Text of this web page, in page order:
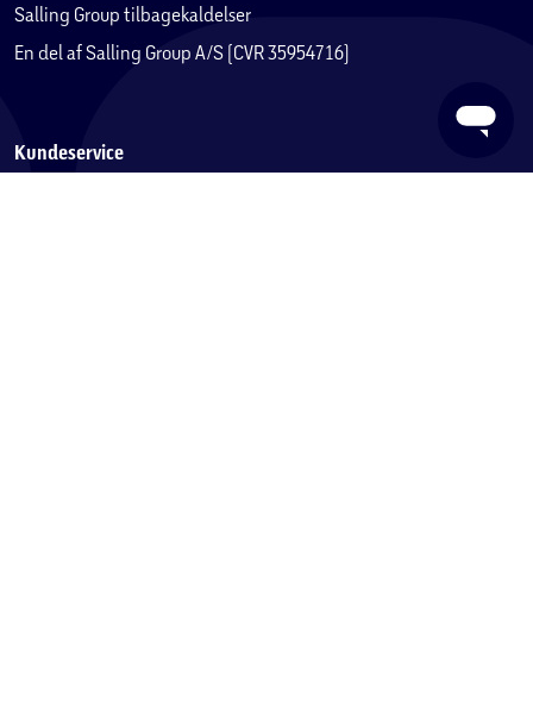
Salling Group tilbagekaldelser
En del af Salling Group A/S (CVR 35954716)
Kundeservice